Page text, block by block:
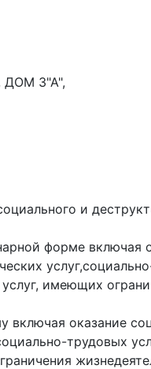
ДОМ 3"А",
и
форме включая
имеющих
оказание
трудовых